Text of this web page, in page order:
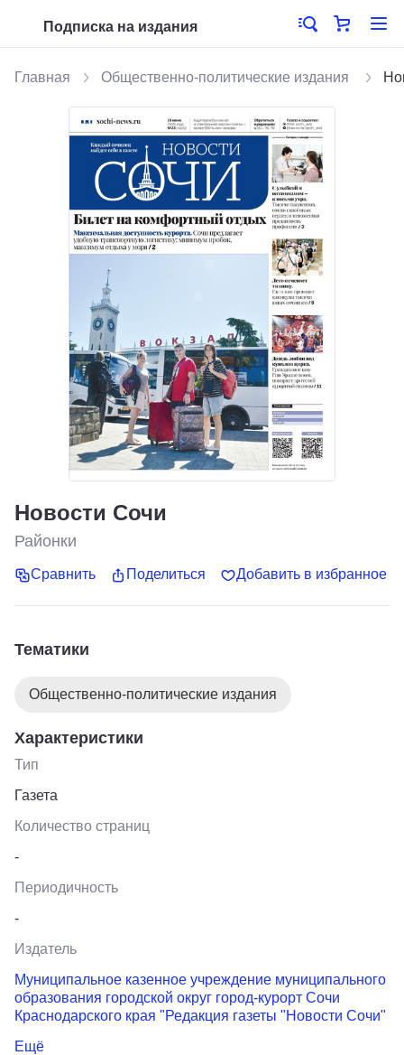
Подписка на издания
Главная Общественно-политические издания
Новости Сочи
Районки
Сравнить Поделиться Добавить в избранное
Тематики
Общественно-политические издания
Характеристики
Тип
Газета
Количество страниц
-
Периодичность
-
Издатель
Муниципальное казенное учреждение муниципального
образования городской округ город-курорт Сочи
Краснодарского края "Редакция газеты "Новости Сочи"
Ещё